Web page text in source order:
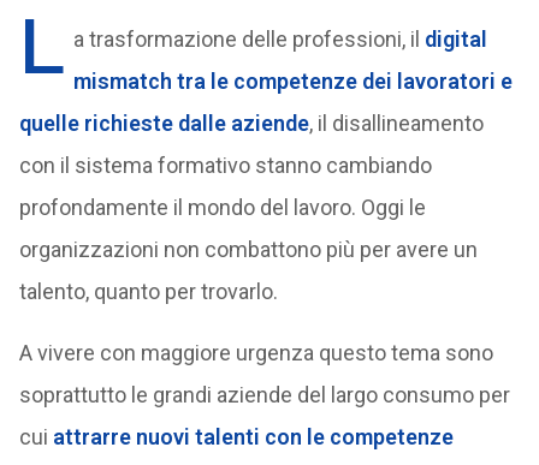
L a trasformazione delle professioni, il digital
mismatch tra le competenze dei lavoratori e
quelle richieste dalle aziende, il disallineamento
con il sistema formativo stanno cambiando
profondamente il mondo del lavoro. Oggi le
organizzazioni non combattono più per avere un
talento, quanto per trovarlo.
A vivere con maggiore urgenza questo tema sono
soprattutto le grandi aziende del largo consumo per
cui attrarre nuovi talenti con le competenze